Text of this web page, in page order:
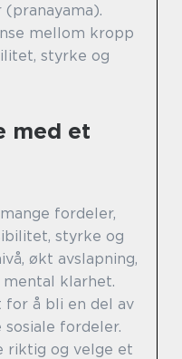
(pranayama).
mellom kropp
styrke og
med et
fordeler,
styrke og
økt avslapning,
klarhet.
for å bli en del av
fordeler.
riktig og velge et